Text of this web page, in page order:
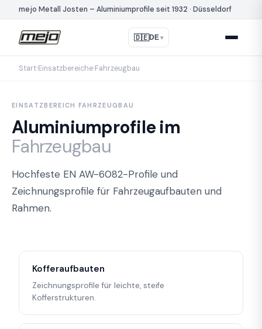
mejo Metall Josten – Aluminiumprofile seit 1932 · Düsseldorf
🇩🇪DE ▾
Start›Einsatzbereiche›Fahrzeugbau
EINSATZBEREICH FAHRZEUGBAU
Aluminiumprofile im
Fahrzeugbau
Hochfeste EN AW-6082-Profile und
Zeichnungsprofile für Fahrzeugaufbauten und
Rahmen.
Kofferaufbauten
Zeichnungsprofile für leichte, steife
Kofferstrukturen.